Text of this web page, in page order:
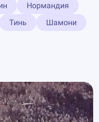
Нормандия
Тинь Шамони